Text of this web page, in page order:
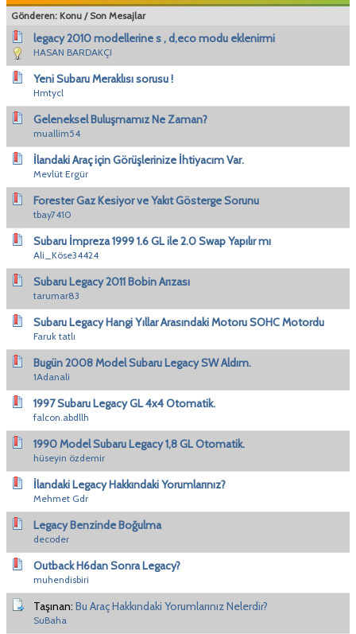
Gönderen: Konu / Son Mesajlar
legacy 2010 modellerine s , d,eco modu eklenirmi
HASAN BARDAKÇI
Yeni Subaru Meraklısı sorusu !
Hmtycl
Geleneksel Buluşmamız Ne Zaman?
muallim54
İlandaki Araç için Görüşlerinize İhtiyacım Var.
Mevlüt Ergür
Forester Gaz Kesiyor ve Yakıt Gösterge Sorunu
tbay7410
Subaru İmpreza 1999 1.6 GL ile 2.0 Swap Yapılır mı
Ali_Köse34424
Subaru Legacy 2011 Bobin Arızası
tarumar83
Subaru Legacy Hangi Yıllar Arasındaki Motoru SOHC Motordu
Faruk tatlı
Bugün 2008 Model Subaru Legacy SW Aldım.
1Adanali
1997 Subaru Legacy GL 4x4 Otomatik.
falcon.abdllh
1990 Model Subaru Legacy 1,8 GL Otomatik.
hüseyin özdemir
İlandaki Legacy Hakkındaki Yorumlarınız?
Mehmet Gdr
Legacy Benzinde Boğulma
decoder
Outback H6dan Sonra Legacy?
muhendisbiri
Taşınan: Bu Araç Hakkındaki Yorumlarınız Nelerdir?
SuBaha